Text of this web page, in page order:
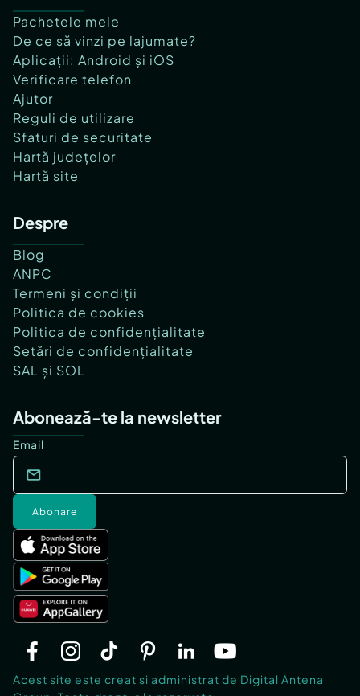
Pachetele mele
De ce să vinzi pe lajumate?
Aplicații: Android și iOS
Verificare telefon
Ajutor
Reguli de utilizare
Sfaturi de securitate
Hartă județelor
Hartă site
Despre
Blog
ANPC
Termeni și condiții
Politica de cookies
Politica de confidențialitate
Setări de confidențialitate
SAL și SOL
Abonează-te la newsletter
Email
Abonare
Acest site este creat si administrat de Digital Antena